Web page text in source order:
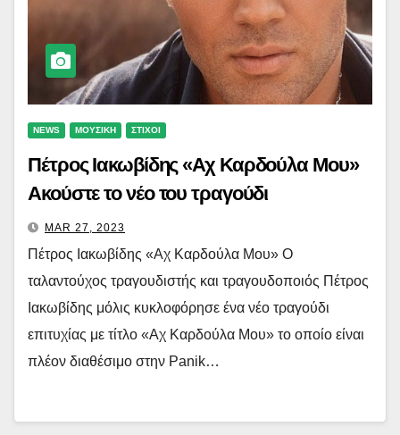
NEWS ΜΟΥΣΙΚΗ ΣΤΙΧΟΙ
Πέτρος Ιακωβίδης «Αχ Καρδούλα Μου»
Ακούστε το νέο του τραγούδι
MAR 27, 2023
Πέτρος Ιακωβίδης «Αχ Καρδούλα Μου» Ο
ταλαντούχος τραγουδιστής και τραγουδοποιός Πέτρος
Ιακωβίδης μόλις κυκλοφόρησε ένα νέο τραγούδι
επιτυχίας με τίτλο «Αχ Καρδούλα Μου» το οποίο είναι
πλέον διαθέσιμο στην Panik…